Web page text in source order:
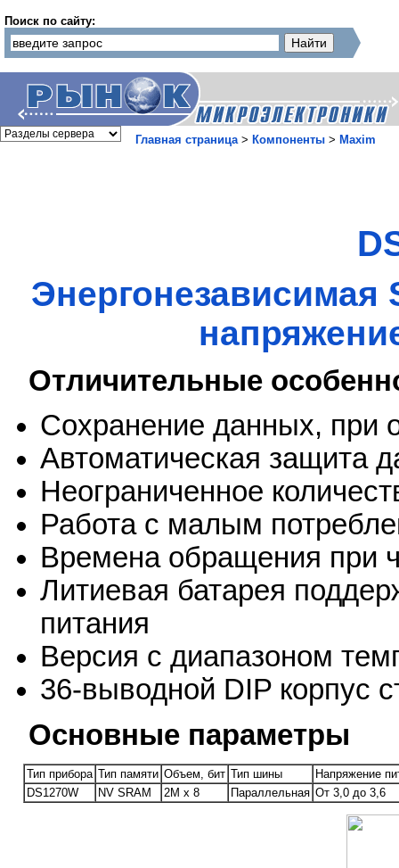
Поиск по сайту:
Главная страница> Компоненты > Maxim
Энергонезависимая
Отличительные
Сохранение данных, при
Автоматическая защита
Неограниченное
Работа с малым
Времена обращения при
Литиевая батарея
питания
Версия с диапазоном
36-выводной DIP корпус
Основные параметры
Тип прибора Тип памяти Объем, бит Тип шины
Напряжение
DS1270W
NV SRAM 2M x 8 Параллельная От 3,0 до 3,6